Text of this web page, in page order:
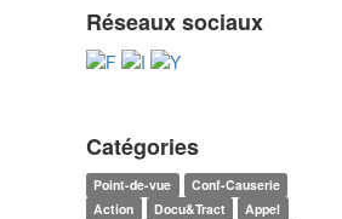
Réseaux sociaux
Catégories
Point-de-vue
Conf-Causerie
Action
Docu&Tract
Appel